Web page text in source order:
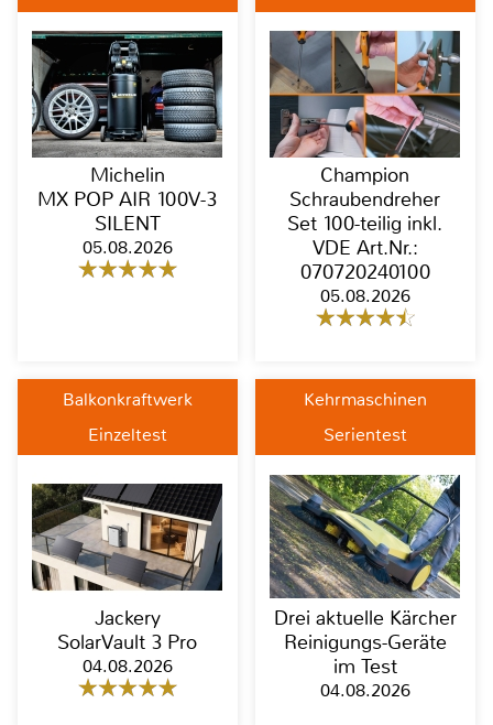
Michelin
MX POP AIR 100V-3
SILENT
05.08.2026
Champion
Schraubendreher
Set 100-teilig inkl.
VDE Art.Nr.:
070720240100
05.08.2026
Balkonkraftwerk
Einzeltest
Jackery
SolarVault 3 Pro
04.08.2026
Kehrmaschinen
Serientest
Drei aktuelle Kärcher
Reinigungs-Geräte
im Test
04.08.2026